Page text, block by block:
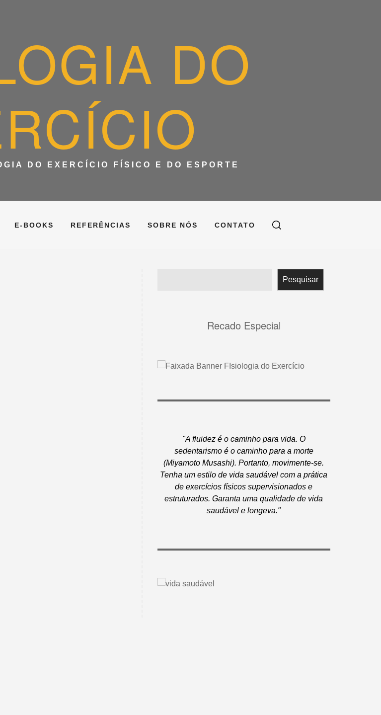
DO
DO EXERCÍCIO FÍSICO E DO ESPORTE
E-BOOKS REFERÊNCIAS SOBRE NÓS CONTATO
Pesquisar
Recado Especial
"A fluidez é o caminho para vida. O
sedentarismo é o caminho para a morte
(Miyamoto Musashi). Portanto, movimente-se.
Tenha um estilo de vida saudável com a prática
de exercícios físicos supervisionados e
estruturados. Garanta uma qualidade de vida
saudável e longeva."